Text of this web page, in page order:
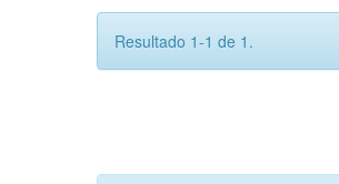
Resultado 1-1 de 1.